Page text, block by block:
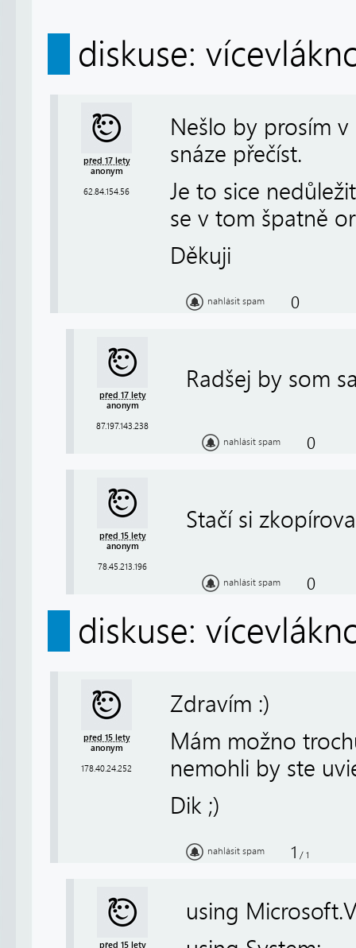
diskuse:
před 17 lety
anonym
62.84.154.56
Nešlo by prosím
snáze přečíst.
Je to sice
se v tom špatně
Děkuji
nahlásit spam 0
před 17 lety
anonym
87.197.143.238
Radšej by som
nahlásit spam 0
před 15 lety
anonym
78.45.213.196
Stačí si
nahlásit spam 0
diskuse:
před 15 lety
anonym
178.40.24.252
Zdravím :)
Mám možno
nemohli by ste
Dik ;)
nahlásit spam 1 / 1
před 15 lety
using